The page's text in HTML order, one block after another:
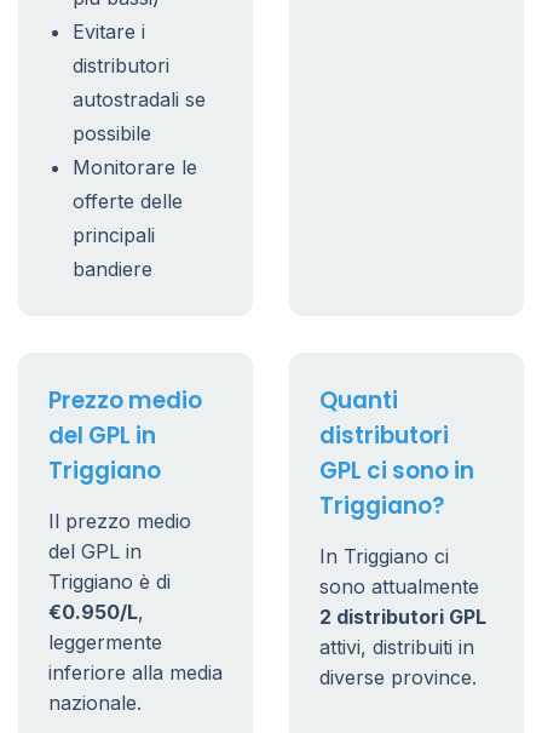
Evitare i
distributori
autostradali se
possibile
Monitorare le
offerte delle
principali
bandiere
Prezzo medio
del GPL in
Triggiano
Il prezzo medio
del GPL in
Triggiano è di
€0.950/L,
leggermente
inferiore alla media
nazionale.
Quanti
distributori
GPL ci sono in
Triggiano?
In Triggiano ci
sono attualmente
2 distributori GPL
attivi, distribuiti in
diverse province.